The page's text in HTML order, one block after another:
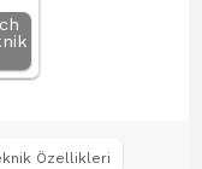
Özellikleri